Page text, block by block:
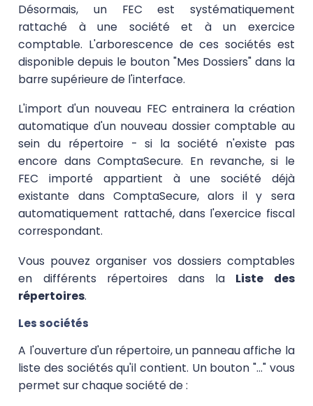
Désormais, un FEC est systématiquement
rattaché à une société et à un exercice
comptable. L'arborescence de ces sociétés est
disponible depuis le bouton "Mes Dossiers" dans la
barre supérieure de l'interface.
L'import d'un nouveau FEC entrainera la création
automatique d'un nouveau dossier comptable au
sein du répertoire - si la société n'existe pas
encore dans ComptaSecure. En revanche, si le
FEC importé appartient à une société déjà
existante dans ComptaSecure, alors il y sera
automatiquement rattaché, dans l'exercice fiscal
correspondant.
Vous pouvez organiser vos dossiers comptables
en différents répertoires dans la Liste des
répertoires.
Les sociétés
A l'ouverture d'un répertoire, un panneau affiche la
liste des sociétés qu'il contient. Un bouton "..." vous
permet sur chaque société de :